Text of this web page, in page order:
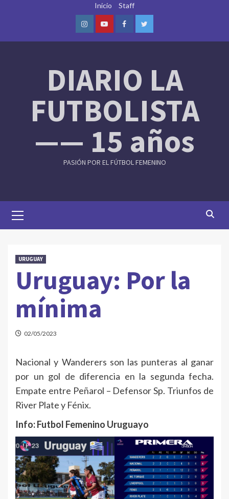
Inicio Staff
InstagramYoutubeFacebookTwitter
DIARIO LA
FUTBOLISTA
—— 15 años
PASIÓN POR EL FÚTBOL FEMENINO
Menu
URUGUAY
Uruguay: Por la
mínima
02/05/2023
Nacional y Wanderers son las punteras al ganar
por un gol de diferencia en la segunda fecha.
Empate entre Peñarol – Defensor Sp. Triunfos de
River Plate y Fénix.
Info: Futbol Femenino Uruguayo